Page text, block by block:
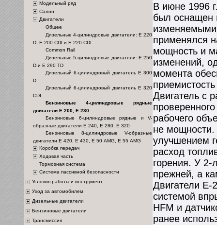
Модельный ряд
Салон
Двигатели
Общее
Дизельные 4-цилиндровые двигатели: Е 220
D, E 200 CDI и E 220 CDI
Common Rail
Дизельные 5-цилиндровые двигатели: Е 250
D и Е 290 TD
Дизельный 6-цилиндровый двигатель Е 300
D
Дизельный 6-цилиндровый двигатель Е 320
CDI
Бензиновые 4-цилиндровые рядные
двигатели Е 200, Е 230
Бензиновые 6-цилиндровые рядные и V-
образные двигатели Е 240, Е 280, Е 320
Бензиновые 8-цилиндровые V-образные
двигатели Е 420, Е 430, Е 50 AMG, Е 55 AMG
Коробка передач
Ходовая часть
Тормозная система
Система пассивной безопасности
Условия работы и инструмент
Уход за автомобилем
Дизельные двигатели
Бензиновые двигатели
Трансмиссия
В июне 1996
был оснащен
изменяемыми
применялся
мощность и
изменений,
момента
Двигатель с
рабочего
не мощности.
улучшением
расход
горения. У 2-
прежней, а
Двигатели Е-
системой
HFM и
ранее